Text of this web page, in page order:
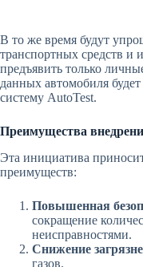
В то же время будут
транспортных средств и
предъявить только
данных автомобиля будет
систему AutoTest.
Преимущества
Эта инициатива
преимуществ:
Повышенная
сокращение
неисправностями.
Снижение
газов.